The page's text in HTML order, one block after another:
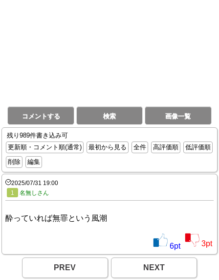
コメントする 検索 画像一覧
残り989件書き込み可
更新順・コメント順(通常)
最初から見る 全件 高評価順
低評価順
削除
編集
2025/07/31 19:00
1
名無しさん
酔っていれば無罪という風潮
6pt 3pt
PREV NEXT